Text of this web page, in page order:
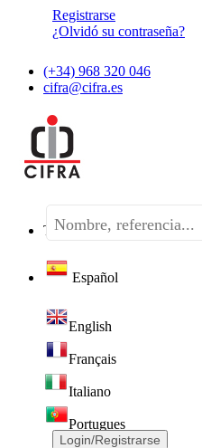
Registrarse
¿Olvidó su contraseña?
(+34) 968 320 046
cifra@cifra.es
Teléfono:(+34) 968 320 046
Español
English
Français
Italiano
Portugues
Login/Registrarse